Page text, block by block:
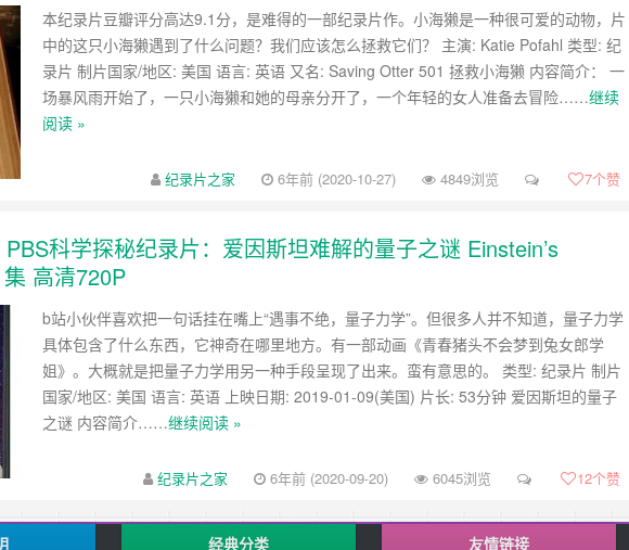
本纪录片豆瓣评分高达9.1分，是难得的一部纪录片作。小海獭是一种很可爱的动物，片
中的这只小海獭遇到了什么问题？我们应该怎么拯救它们？ 主演: Katie Pofahl 类型: 纪
录片 制片国家/地区: 美国 语言: 英语 又名: Saving Otter 501 拯救小海獭 内容简介： 一
场暴风雨开始了，一只小海獭和她的母亲分开了，一个年轻的女人准备去冒险……继续
阅读 »
纪录片之家 6年前 (2020-10-27) 4849浏览 7个赞
PBS科学探秘纪录片：爱因斯坦难解的量子之谜 Einstein’s
高清720P
b站小伙伴喜欢把一句话挂在嘴上“遇事不绝，量子力学”。但很多人并不知道，量子力学
具体包含了什么东西，它神奇在哪里地方。有一部动画《青春猪头不会梦到兔女郎学
姐》。大概就是把量子力学用另一种手段呈现了出来。蛮有意思的。 类型: 纪录片 制片
国家/地区: 美国 语言: 英语 上映日期: 2019-01-09(美国) 片长: 53分钟 爱因斯坦的量子
之谜 内容简介……继续阅读 »
纪录片之家 6年前 (2020-09-20) 6045浏览 12个赞
经典分类 友情链接